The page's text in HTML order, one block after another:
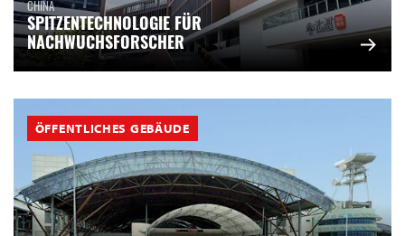
CHINA
SPITZENTECHNOLOGIE FÜR
NACHWUCHSFORSCHER
ÖFFENTLICHES GEBÄUDE